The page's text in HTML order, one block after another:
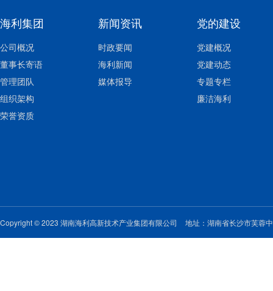
海利集团
公司概况
董事长寄语
管理团队
组织架构
荣誉资质
新闻资讯
时政要闻
海利新闻
媒体报导
党的建设
党建概况
党建动态
专题专栏
廉洁海利
Copyright © 2023 湖南海利高新技术产业集团有限公司 地址：湖南省长沙市芙蓉